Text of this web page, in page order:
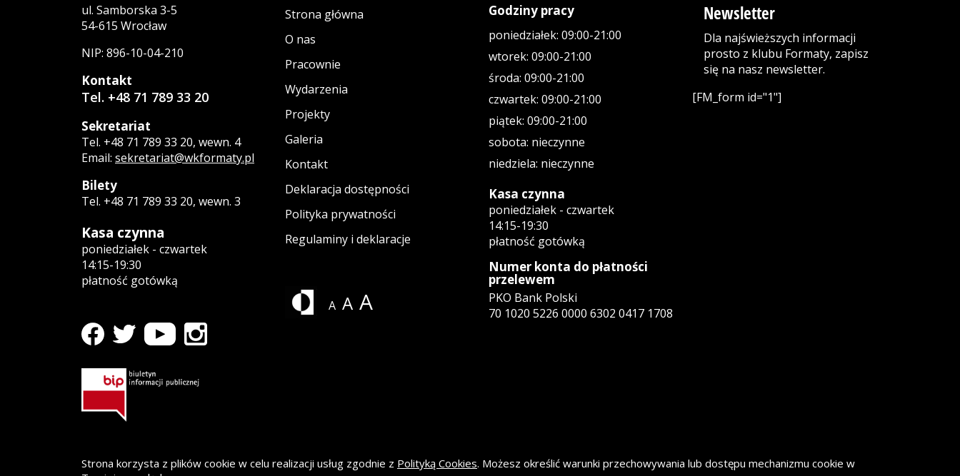
ul. Samborska 3-5
54-615 Wrocław
NIP: 896-10-04-210
Kontakt
Tel. +48 71 789 33 20
Sekretariat
Tel. +48 71 789 33 20, wewn. 4
Email: sekretariat@wkformaty.pl
Bilety
Tel. +48 71 789 33 20, wewn. 3
Kasa czynna
poniedziałek - czwartek
14:15-19:30
płatność gotówką
profil WK Formaty na Facebooku
Strona otwiera się w nowym oknie
profil WK Formaty na Twitterze
Strona otwiera się w nowym oknie
profil WK Formaty na Youtube
Strona otwiera się w nowym oknie
profil WK Formaty na Instagramie
Strona otwiera się w nowym oknie
Strona główna
O nas
Pracownie
Wydarzenia
Projekty
Galeria
Kontakt
Deklaracja dostępności
Polityka prywatności
Regulaminy i deklaracje
A A A
Godziny pracy
poniedziałek: 09:00-21:00
wtorek: 09:00-21:00
środa: 09:00-21:00
czwartek: 09:00-21:00
piątek: 09:00-21:00
sobota: nieczynne
niedziela: nieczynne
Kasa czynna
poniedziałek - czwartek
14:15-19:30
płatność gotówką
Numer konta do płatności
przelewem
PKO Bank Polski
70 1020 5226 0000 6302 0417 1708
Newsletter
Dla najświeższych informacji
prosto z klubu Formaty, zapisz
się na nasz newsletter.
[FM_form id="1"]
Strona korzysta z plików cookie w celu realizacji usług zgodnie z Polityką Cookies. Możesz określić warunki przechowywania lub dostępu mechanizmu cookie w